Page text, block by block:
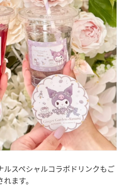
スペシャルコラボドリンクもご
ます。